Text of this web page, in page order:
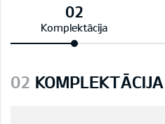
Komplektācija
02 KOMPLEKTĀCIJA